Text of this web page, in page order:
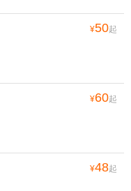
¥50起
¥60起
¥48起